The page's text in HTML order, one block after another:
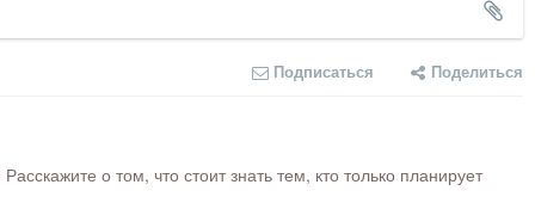
Подписаться Поделиться
о том, что стоит знать тем, кто только планирует